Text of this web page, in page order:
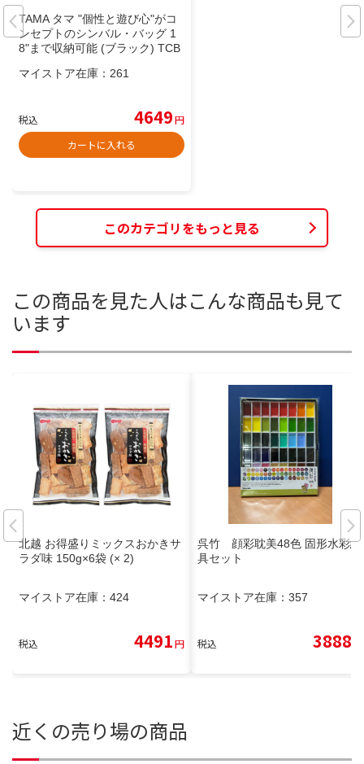
TAMA タマ "個性と遊び心"がコ
ンセプトのシンバル・バッグ 1
8"まで収納可能 (ブラック) TCB
マイストア在庫： 261
税込 4649円
カートに入れる
このカテゴリをもっと見る
この商品を見た人はこんな商品も見て
います
北越 お得盛りミックスおかきサ
ラダ味 150g×6袋 (× 2)
マイストア在庫： 424
税込 4491円
呉竹 顔彩耽美48色 固形水彩絵
具セット
マイストア在庫： 357
税込 3888
近くの売り場の商品